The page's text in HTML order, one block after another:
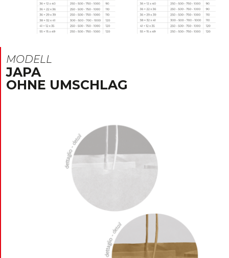
MODELL
JAPA
OHNE UMSCHLAG